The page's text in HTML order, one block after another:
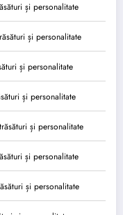
și personalitate
și personalitate
și personalitate
și personalitate
și personalitate
și personalitate
și personalitate